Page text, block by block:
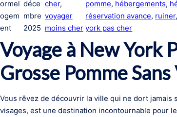
ormel
ogem
ent
déce
mbre
2025
cher
voyager
moins cher
pomme, hébergements,
réservation avance, ruiner
york pas cher
Voyage à New York
Grosse Pomme
Vous rêvez de découvrir la ville qui ne dort jamais
visages, est une destination incontournable pour